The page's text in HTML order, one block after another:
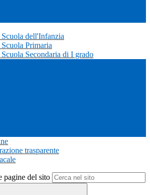
Scuola dell'Infanzia
Primaria
Secondaria di I grado
trasparente
pagine del sito